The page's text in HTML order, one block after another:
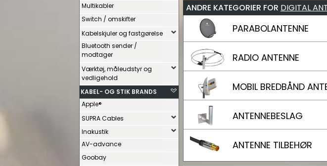
Multikabler
Switch / omskifter
Kabelskjuler og fastgørelse
Bluetooth sender /
modtager
Værktøj, måleudstyr og
vedligehold
KABEL- OG STIK BRANDS
Apple®
SUPRA Cables
Inakustik
AV-advance
Goobay
ANDRE KATEGORIER FOR DIGITAL
PARABOLANTENNE
RADIO ANTENNE
MOBIL BREDBÅND
ANTENNEBESLAG
ANTENNE TILBEHØR